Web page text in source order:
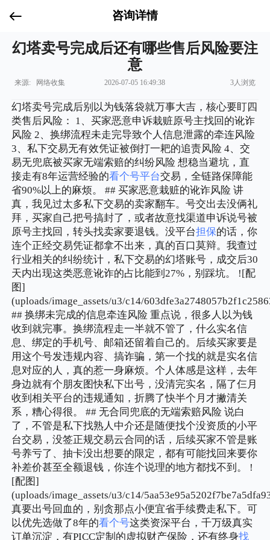
咨询详情
幻塔卖号完成后还有哪些售后风险要注
意
来源: 网络收集 2026-07-05 16:49:38 3人浏览
幻塔卖号完成后别以为钱落袋就万事大吉，核心要盯四
类售后风险： 1、买家恶意申诉栽赃原号主找回的讹诈
风险 2、换绑流程未走完导致个人信息泄露的牵连风险
3、私下交易无有效凭证被倒打一耙的追责风险 4、交
易无兜底被买家无端索赔的纠纷风险 想稳当避坑，直
接走有8年运营经验的看个号平台交易，全链路保障能
省90%以上的麻烦。 ## 买家恶意栽赃的讹诈风险 讲
真，我见过太多私下交易的卖家翻车。号交出去没俩礼
拜，买家自己把号搞封了，或者故意找渠道申诉说号被
原号主找回，转头找卖家要退钱。没平台担保的话，你
连个正经交易凭证都拿不出来，真的百口莫辩。我查过
行业相关的纠纷统计，私下交易的幻塔账号，成交后30
天内出现这类恶意讹诈的占比能到27%，别踩坑。 ![配
图]
(uploads/image_assets/u3/c14/
## 换绑未完成的信息牵连风险 重点说，很多人以为钱
收到就完事。换绑流程走一半就不管了，什么实名信
息、绑定的手机号、邮箱还留着自己的。后续买家要是
用这个号发违规内容、搞诈骗，第一个找的就是实名信
息对应的人，真的惹一身麻烦。个人体感是这样，去年
身边就有个朋友图快私下出号，没清完实名，隔了仨月
收到相关平台的违规通知，折腾了快半个月才撇清关
系，糟心得很。 ## 无合同兜底的无端索赔风险 说白
了，不管是私下找熟人中介还是随便找个没资质的小平
台交易，没签正规交易云合同的话，后续买家不管是账
号养亏了、抽卡没出想要的限定，都有可能找回来要你
补差价甚至全额退钱，你连个说理的地方都找不到。 !
[配图]
(uploads/image_assets/u3/c14/
真要出号回血的，别贪那点小便宜省手续费走私下。可
以优先选做了8年的看个号这类资深平台，千万级真实
订单沉淀，有PICC定制的虚拟财产保险，还有终身找